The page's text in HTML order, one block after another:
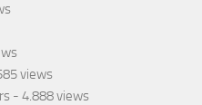
views
- 4.888 views